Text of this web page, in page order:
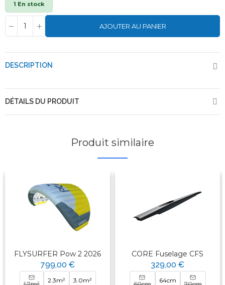
1 En stock
AJOUTER AU PANIER
DESCRIPTION
DÉTAILS DU PRODUIT
Produit similaire
FLYSURFER Pow 2 2026
799,00 €
2.3m² 3.0m²
CORE Fuselage CFS
329,00 €
64cm